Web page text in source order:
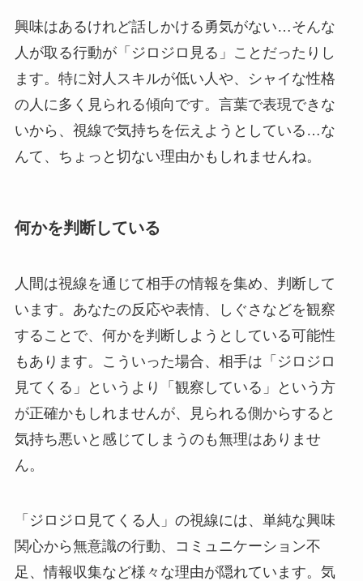
興味はあるけれど話しかける勇気がない…そんな
人が取る行動が「ジロジロ見る」ことだったりし
ます。特に対人スキルが低い人や、シャイな性格
の人に多く見られる傾向です。言葉で表現できな
いから、視線で気持ちを伝えようとしている…な
んて、ちょっと切ない理由かもしれませんね。
何かを判断している
人間は視線を通じて相手の情報を集め、判断して
います。あなたの反応や表情、しぐさなどを観察
することで、何かを判断しようとしている可能性
もあります。こういった場合、相手は「ジロジロ
見てくる」というより「観察している」という方
が正確かもしれませんが、見られる側からすると
気持ち悪いと感じてしまうのも無理はありませ
ん。
「ジロジロ見てくる人」の視線には、単純な興味
関心から無意識の行動、コミュニケーション不
足、情報収集など様々な理由が隠れています。気